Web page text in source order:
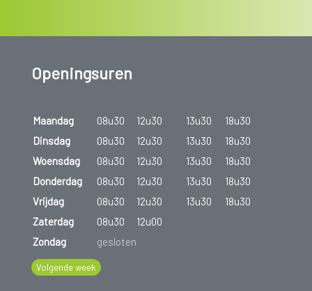
Openingsuren
Maandag 08u30 12u30 13u30
18u30
Dinsdag
08u30 12u30 13u30
18u30
Woensdag
08u30 12u30 13u30
18u30
Donderdag
08u30 12u30 13u30
18u30
Vrijdag
08u30 12u30 13u30
18u30
Zaterdag
08u30
12u00
Zondag
gesloten
Volgende week